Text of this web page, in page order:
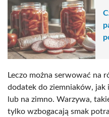
Leczo można serwować na
dodatek do ziemniaków, jak
lub na zimno. Warzywa,
tylko wzbogacają smak